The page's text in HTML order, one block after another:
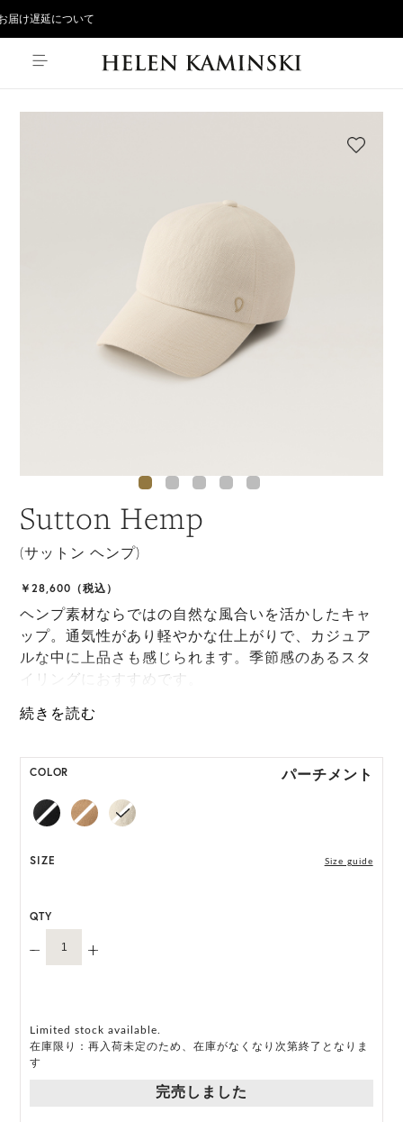
け遅延について
Sutton Hemp
(サットン ヘンプ)
￥28,600（税込）
ヘンプ素材ならではの自然な風合いを活かしたキャ
ップ。通気性があり軽やかな仕上がりで、カジュア
ルな中に上品さも感じられます。季節感のあるスタ
イリングにおすすめです。
ONE SIZE展開の商品:ONE SIZE 57.5cm
います。
COLOR パーチメント
SIZE Size guide
QTY
Limited stock available.
在庫限り：再入荷未定のため、在庫がなくなり次第終了となりま
す
完売しました